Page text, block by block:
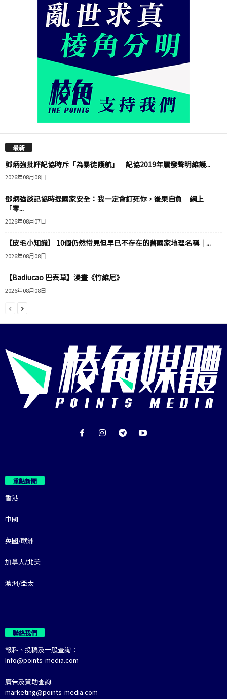
最新
鄧炳強批評記協時斥「為暴徒護航」 記協2019年屢發聲明維護...
2026年08月08日
鄧炳強談記協時提國家安全：我一定會釘死你，後果自負 網上
「零...
2026年08月07日
【皮毛小知識】 10個仍然常見但早已不存在的舊國家地理名稱｜...
2026年08月08日
【Badiucao 巴丟草】漫畫《竹維尼》
2026年08月08日
重點新聞
香港
中國
英國/歐洲
加拿大/北美
澳洲/亞太
聯絡我們
報料、投稿及一般查詢：
Info@points-media.com
廣告及贊助查詢:
marketing@points-media.com